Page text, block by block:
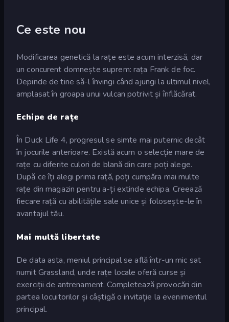
Ce este nou
Modificarea genetică la rațe este acum interzisă, dar
un concurent domnește suprem: rața Frank de foc.
Depinde de tine să-l învingi când ajungi la ultimul nivel,
amplasat în groapa unui vulcan potrivit și înflăcărat.
Echipe de rațe
În Duck Life 4, progresul se simte mai puternic decât
în jocurile anterioare. Există acum o selecție mare de
rațe cu diferite culori de blană din care poți alege.
După ce îți alegi prima rață, poți cumpăra mai multe
rațe din magazin pentru a-ți extinde echipa. Creează
fiecare rață cu abilitățile sale unice și folosește-le în
avantajul tău.
Mai multă libertate
De data asta, meniul principal se află într-un mic sat
numit Grassland, unde rațe locale oferă curse și
exerciții de antrenament. Completează provocări din
partea locuitorilor și câștigă o invitație la evenimentul
principal.